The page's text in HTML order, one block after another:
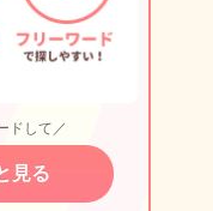
ドして／
見る